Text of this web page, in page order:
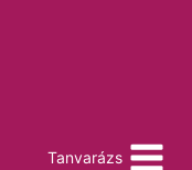
Tanvarázs